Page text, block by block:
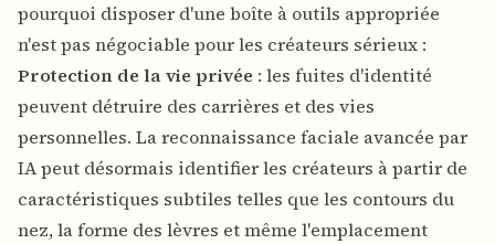
pourquoi disposer d'une boîte à outils appropriée
n'est pas négociable pour les créateurs sérieux :
Protection de la vie privée : les fuites d'identité
peuvent détruire des carrières et des vies
personnelles. La reconnaissance faciale avancée par
IA peut désormais identifier les créateurs à partir de
caractéristiques subtiles telles que les contours du
nez, la forme des lèvres et même l'emplacement